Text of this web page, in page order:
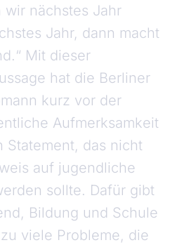
wir nächstes Jahr
Jahr, dann macht
Mit dieser
hat die Berliner
kurz vor der
Aufmerksamkeit
Statement, das nicht
auf jugendliche
sollte. Dafür gibt
Bildung und Schule
viele Probleme, die